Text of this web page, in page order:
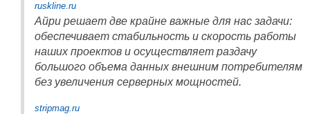
ruskline.ru
Айри решает две крайне важные для нас задачи:
обеспечивает стабильность и скорость работы
наших проектов и осуществляет раздачу
большого объема данных внешним потребителям
без увеличения серверных мощностей.
stripmag.ru